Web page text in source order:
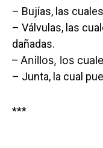
– Bujías, las
– Válvulas, las
dañadas.
– Anillos, los
– Junta, la cual
***